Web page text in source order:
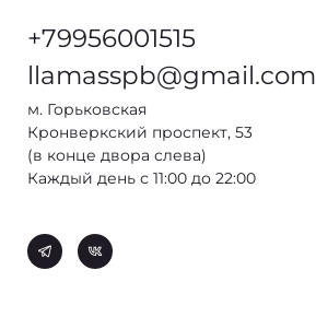
+79956001515
llamasspb@gmail.com
м. Горьковская
Кронверкский проспект, 53
(в конце двора слева)
Каждый день с 11:00 до 22:00